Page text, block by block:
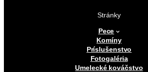
Stránky
Pece
Komíny
Príslušenstvo
Fotogaléria
Umelecké kováčstvo